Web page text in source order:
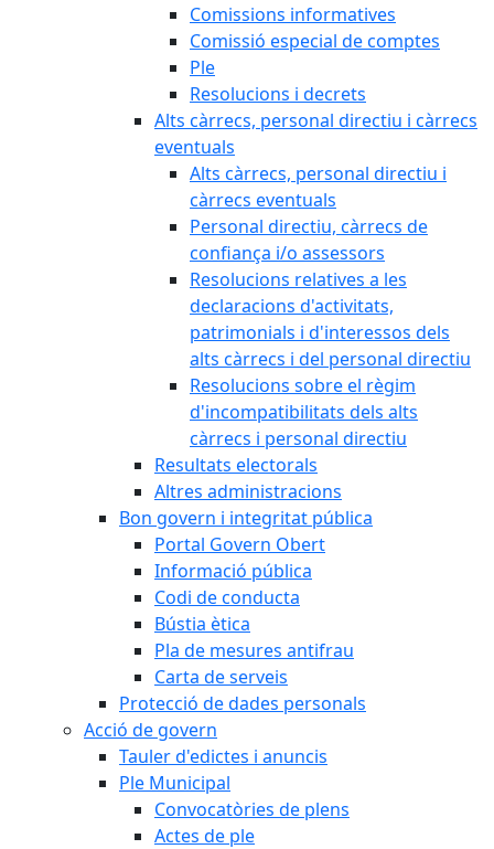
Comissions informatives
Comissió especial de comptes
Ple
Resolucions i decrets
Alts càrrecs, personal directiu i càrrecs
eventuals
Alts càrrecs, personal directiu i
càrrecs eventuals
Personal directiu, càrrecs de
confiança i/o assessors
Resolucions relatives a les
declaracions d'activitats,
patrimonials i d'interessos dels
alts càrrecs i del personal directiu
Resolucions sobre el règim
d'incompatibilitats dels alts
càrrecs i personal directiu
Resultats electorals
Altres administracions
Bon govern i integritat pública
Portal Govern Obert
Informació pública
Codi de conducta
Bústia ètica
Pla de mesures antifrau
Carta de serveis
Protecció de dades personals
Acció de govern
Tauler d'edictes i anuncis
Ple Municipal
Convocatòries de plens
Actes de ple